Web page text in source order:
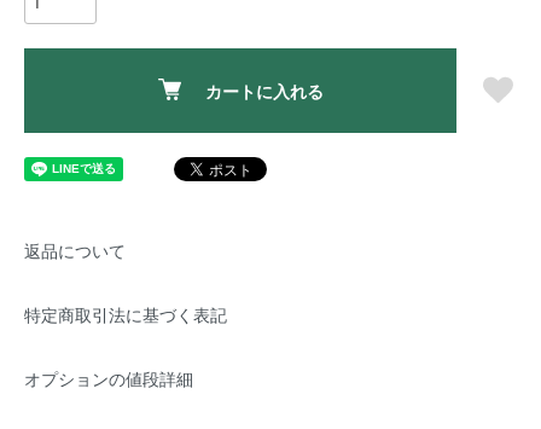
カートに入れる
返品について
特定商取引法に基づく表記
オプションの値段詳細